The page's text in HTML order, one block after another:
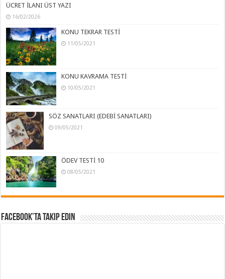
ÜCRET İLANI ÜST YAZI
16/02/2026
KONU TEKRAR TESTİ
11/05/2021
KONU KAVRAMA TESTİ
10/05/2021
SÖZ SANATLARI (EDEBİ SANATLARI)
09/05/2021
ÖDEV TESTİ 10
08/05/2021
Facebook’ta Takip Edin